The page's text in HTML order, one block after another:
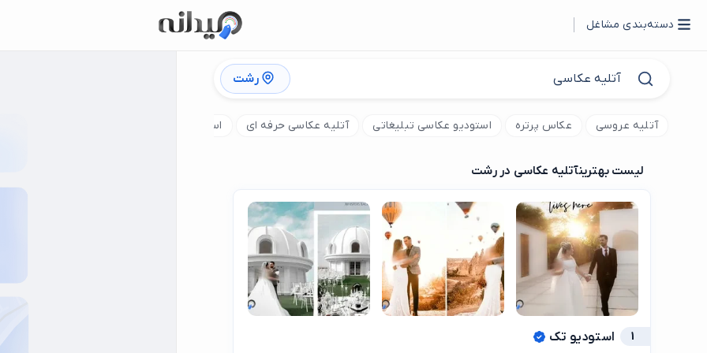
دسته‌بندی مشاغل
رشت
آتلیه عروسی عکاس پرتره استودیو عکاسی تبلیغاتی آتلیه عکاسی حرفه ای استودیو فیلمبرداری
لیست بهترینآتلیه عکاسی در رشت
1 استودیو تک